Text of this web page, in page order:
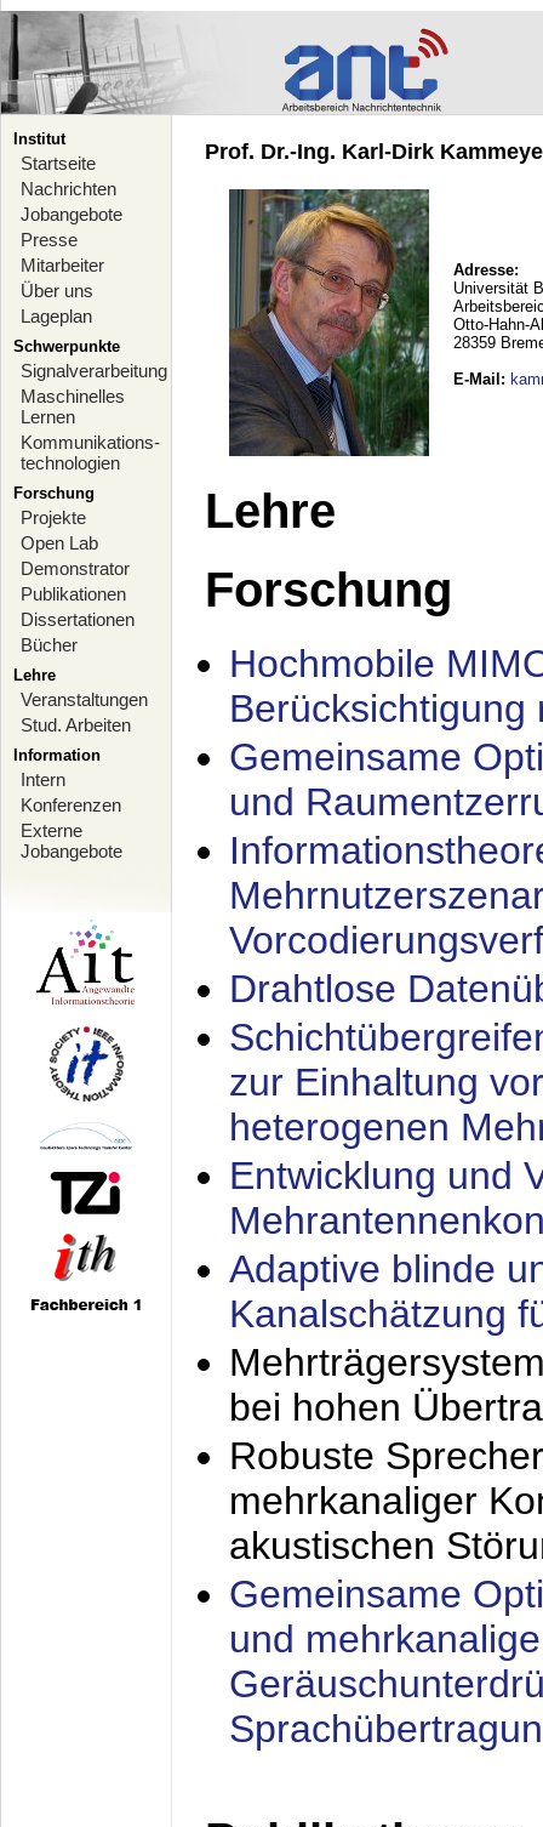
Institut
Startseite
Nachrichten
Jobangebote
Presse
Mitarbeiter
Über uns
Lageplan
Schwerpunkte
Signalverarbeitung
Maschinelles
Lernen
Kommunikations-
technologien
Forschung
Projekte
Open Lab
Demonstrator
Publikationen
Dissertationen
Bücher
Lehre
Veranstaltungen
Stud. Arbeiten
Information
Intern
Konferenzen
Externe
Jobangebote
Prof. Dr.-Ing. Karl-Dirk
Adresse:
Universität
Otto-Hahn-
28359
E-Mail :
Lehre
Forschung
Hochmobile
Berücksichtigung
Gemeinsame
und
Drahtlose
zur Einhaltung
heterogenen
Entwicklung und
Adaptive blinde
Kanalschätzung
bei hohen
Robuste
mehrkanaliger
akustischen
Gemeinsame
und